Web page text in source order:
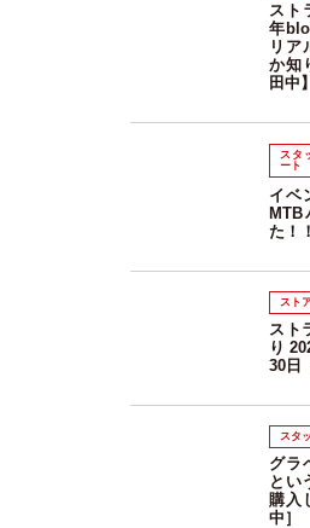
スト
年
リア
か知
田中】
スタ
ート
イベ
た！
スト
スト
り
30日
スタ
グラ
とい
購入
中］